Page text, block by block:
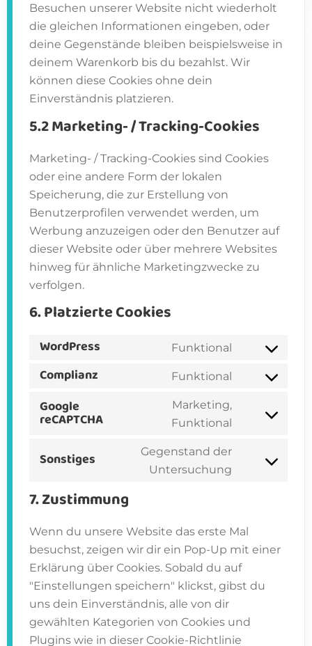
Besuchen unserer Website nicht wiederholt
die gleichen Informationen eingeben, oder
deine Gegenstände bleiben beispielsweise in
deinem Warenkorb bis du bezahlst. Wir
können diese Cookies ohne dein
Einverständnis platzieren.
5.2 Marketing- / Tracking-Cookies
Marketing- / Tracking-Cookies sind Cookies
oder eine andere Form der lokalen
Speicherung, die zur Erstellung von
Benutzerprofilen verwendet werden, um
Werbung anzuzeigen oder den Benutzer auf
dieser Website oder über mehrere Websites
hinweg für ähnliche Marketingzwecke zu
verfolgen.
6. Platzierte Cookies
WordPress Funktional
Consent
Complianz Funktional
Consent
service
Google
reCAPTCHA
Marketing,
Funktional
Consent
Sonstiges
Gegenstand der
Untersuchung
Consent
7. Zustimmung
Wenn du unsere Website das erste Mal
besuchst, zeigen wir dir ein Pop-Up mit einer
Erklärung über Cookies. Sobald du auf
"Einstellungen speichern" klickst, gibst du
uns dein Einverständnis, alle von dir
gewählten Kategorien von Cookies und
Plugins wie in dieser Cookie-Richtlinie